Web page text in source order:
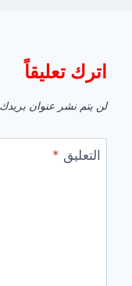
اترك تعليقاً
لن يتم نشر عنوان بريدك
التعليق *